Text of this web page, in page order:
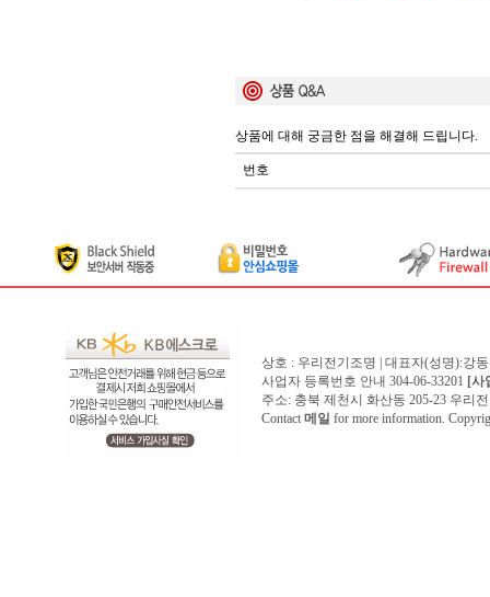
상품에 대해 궁금한 점을 해결해 드립니다.
번호
상호 : 우리전기조명 | 대표자(성명):강
사업자 등록번호 안내 304-06-33201 [사
주소: 충북 제천시 화산동 205-23 우리
Contact 메일 for more information.